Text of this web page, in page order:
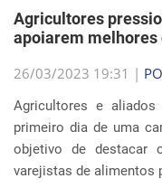
Agricultores
apoiarem melhores
26/03/2023 19:31 |
Agricultores e
primeiro dia de uma
objetivo de destacar
varejistas de alimentos